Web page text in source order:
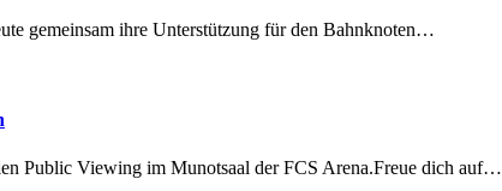
gemeinsam ihre Unterstützung für den Bahnknoten…
Public Viewing im Munotsaal der FCS Arena.Freue dich auf…